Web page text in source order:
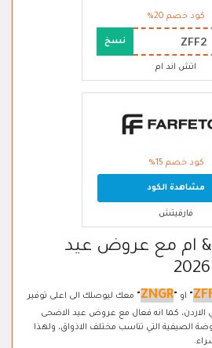
كود خصم 20%
ZFF2 نسخ
اتش اند ام
كود خصم 15%
مشاهدة الكود
فارفيتش
ام مع عروض عيد
" او "
ZNGR
" معك ليوصلك الى اعلى توفير
الاردن، كما انه فعال مع عروض عيد الاضحى
الصيفية التي تناسب مختلف الاذواق، ولهذا